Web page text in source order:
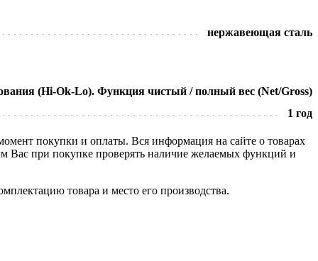
нержавеющая сталь
(Hi-Ok-Lo). Функция чистый / полный вес (Net/Gross)
1 год
покупки и оплаты. Вся информация на сайте о товарах
Вас при покупке проверять наличие желаемых функций и
товара и место его производства.